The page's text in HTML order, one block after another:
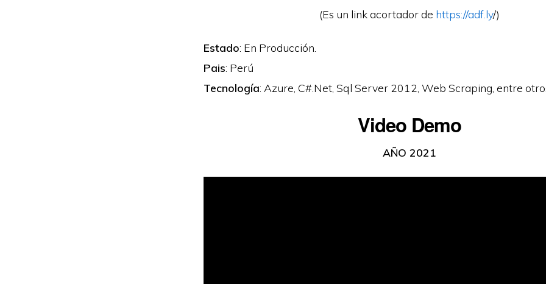
(Es un link acortador de https://adf.ly/)
Estado: En Producción.
Pais: Perú
Tecnología: Azure, C#.Net, Sql Server 2012, Web Scraping, entre
Video Demo
AÑO 2021